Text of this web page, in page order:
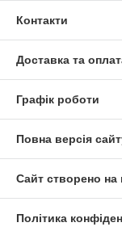
Контакти
Доставка та
Графік роботи
Повна версія
Сайт створено на
Політика